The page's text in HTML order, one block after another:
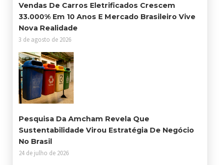
Vendas De Carros Eletrificados Crescem
33.000% Em 10 Anos E Mercado Brasileiro Vive
Nova Realidade
3 de agosto de 2026
Pesquisa Da Amcham Revela Que
Sustentabilidade Virou Estratégia De Negócio
No Brasil
24 de julho de 2026